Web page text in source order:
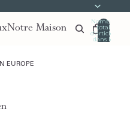
Notre Maison
Nombre
total
d’articles
dans le
EUROPE